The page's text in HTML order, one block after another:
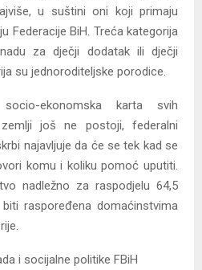
u suštini oni koji primaju
Federacije BiH. Treća kategorija
za dječji dodatak ili dječji
su jednoroditeljske porodice.
ekonomska karta svih
još ne postoji, federalni
najavljuje da će se tek kad se
komu i koliku pomoć uputiti.
nadležno za raspodjelu 64,5
raspoređena domaćinstvima
i socijalne politike FBiH